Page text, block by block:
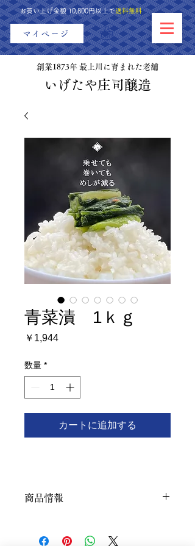
創業1873年 最上川に育まれた老舗
お買い上げ金額 10,800円以上で送料無料
マイページ
​いげたや庄司醸造
青菜漬 1ｋｇ
￥1,944価
数量 *
カートに追加する
商品情報
名